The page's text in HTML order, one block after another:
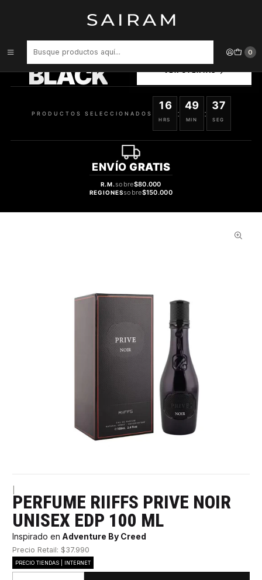
0
Perfume Riiffs Prive Noir Unisex Edp 100 ml
BLACK
SELECCIONADOS
PRODUCTOS SELECCIONADOS
16
HRS
:
49
MIN
:
36
SEG
ENVÍO GRATIS
R.M.sobre$80.000
REGIONESsobre$150.000
PERFUME RIIFFS PRIVE NOIR
UNISEX EDP 100 ML
Inspirado en Adventure By Creed
Precio Retail: $37.990
PRECIO TIENDAS | INTERNET